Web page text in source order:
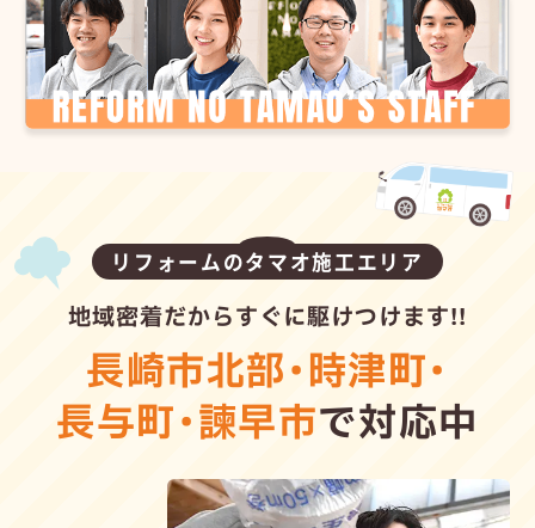
リフォームのタマオ施工エリア
地域密着だからすぐに駆けつけます!!
長崎市北部・時津町・
長与町・諫早市で対応中